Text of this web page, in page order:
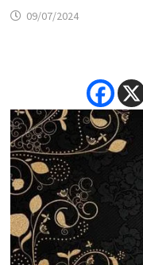
09/07/2024